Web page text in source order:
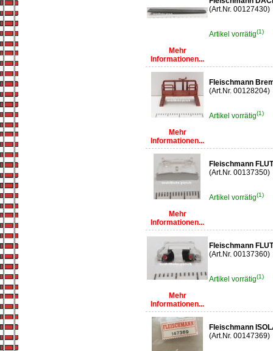
Mehr
Informationen...
(Art.Nr. 00127430)
Artikel vorrätig(1)
Mehr
Informationen...
Fleischmann
(Art.Nr. 00128204)
Artikel vorrätig(1)
Mehr
Informationen...
Fleischmann
(Art.Nr. 00137350)
Artikel vorrätig(1)
Mehr
Informationen...
Fleischmann
(Art.Nr. 00137360)
Artikel vorrätig(1)
Fleischmann
(Art.Nr. 00147369)